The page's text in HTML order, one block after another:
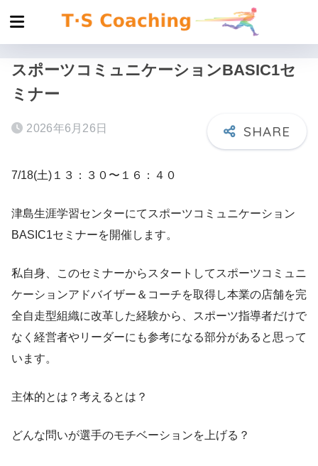
スポーツコミュニケーションBASIC1セ
ミナー
2026年6月26日
7/18(土)１３：３０〜１６：４０
津島生涯学習センターにてスポーツコミュニケーション
BASIC1セミナーを開催します。
私自身、このセミナーからスタートしてスポーツコミュニ
ケーションアドバイザー＆コーチを取得し本業の店舗を完
全自走型組織に改革した経験から、スポーツ指導者だけで
なく経営者やリーダーにも参考になる部分があると思って
います。
主体的とは？考えるとは？
どんな問いが選手のモチベーションを上げる？